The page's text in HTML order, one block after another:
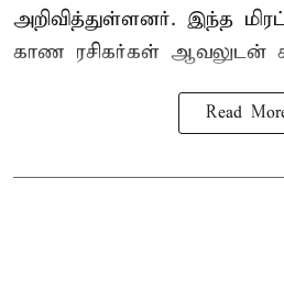
அறிவித்துள்ளனர். இந்த
காண ரசிகர்கள் ஆவலுடன்
Read